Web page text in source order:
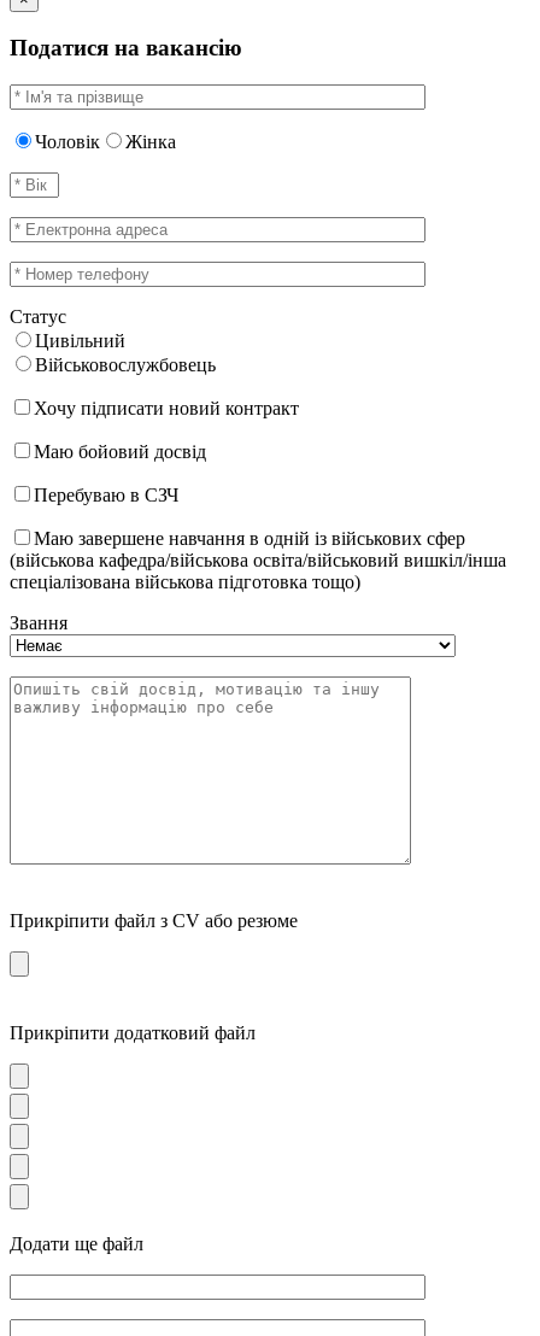
Податися на вакансію
Чоловік Жінка
Статус
Цивільний
Військовослужбовець
Хочу підписати новий контракт
Маю бойовий досвід
Перебуваю в СЗЧ
Маю завершене навчання в одній із військових сфер
(військова кафедра/військова освіта/військовий вишкіл/інша
спеціалізована військова підготовка тощо)
Звання
Прикріпити файл з CV або резюме
Прикріпити додатковий файл
Додати ще файл